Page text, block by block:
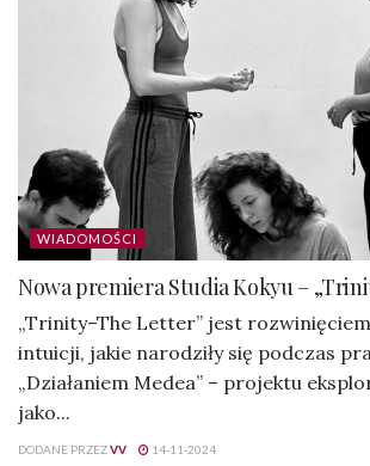
WIADOMOŚCI
Nowa premiera Studia Kokyu –
„Trinity–The Letter” jest
intuicji, jakie narodziły się podczas
„Działaniem Medea” – projektu
jako...
DODANE PRZEZVV 14-11-2024